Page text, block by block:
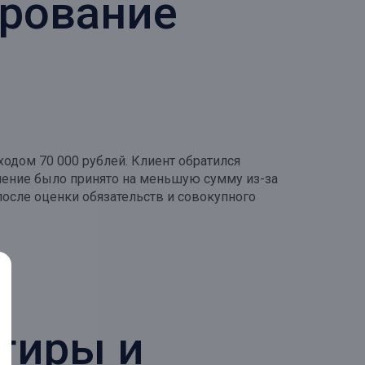
70 000 рублей. Клиент обратился
было принято на меньшую сумму из-за
оценки обязательств и совокупного
и